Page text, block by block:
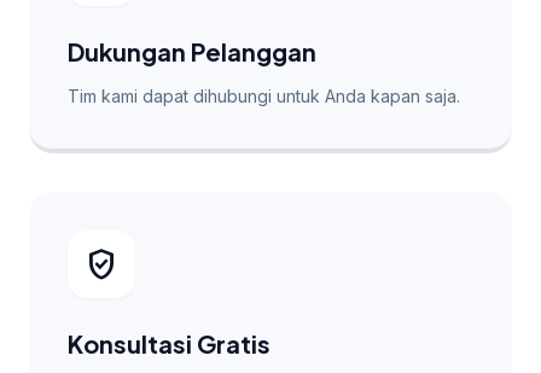
Dukungan Pelanggan
Tim kami dapat dihubungi untuk Anda kapan saja.
verified_user
Konsultasi Gratis